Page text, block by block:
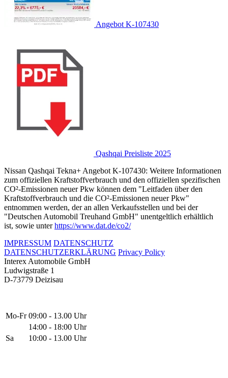
Angebot K-107430
Qashqai Preisliste 2025
Nissan Qashqai Tekna+ Angebot K-107430: Weitere Informationen
zum offiziellen Kraftstoffverbrauch und den offiziellen spezifischen
CO²-Emissionen neuer Pkw können dem "Leitfaden über den
Kraftstoffverbrauch und die CO²-Emissionen neuer Pkw"
entnommen werden, der an allen Verkaufsstellen und bei der
"Deutschen Automobil Treuhand GmbH" unentgeltlich erhältlich
ist, sowie unterhttps://www.dat.de/co2/
IMPRESSUM DATENSCHUTZ
DATENSCHUTZERKLÄRUNG Privacy Policy
Interex Automobile GmbH
Ludwigstraße 1
D-73779 Deizisau
Mo-Fr 09:00 - 13.00 Uhr
14:00 - 18:00 Uhr
Sa
10:00 - 13.00 Uhr